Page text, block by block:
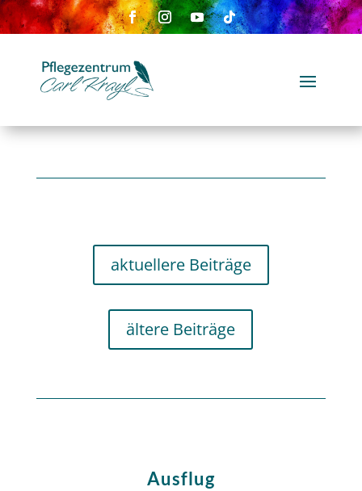
aktuellere Beiträge
ältere Beiträge
Ausflug